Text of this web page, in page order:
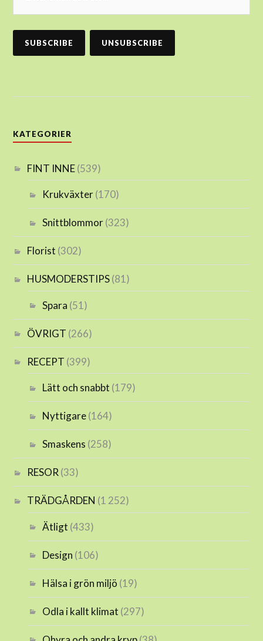
KATEGORIER
FINT INNE(539)
Krukväxter(170)
Snittblommor(323)
Florist (302)
HUSMODERSTIPS(81)
Spara (51)
ÖVRIGT (266)
RECEPT (399)
Lätt och snabbt (179)
Nyttigare(164)
Smaskens (258)
RESOR (33)
TRÄDGÅRDEN (1 252)
Ätligt (433)
Design (106)
Hälsa i grön miljö (19)
Odla i kallt klimat (297)